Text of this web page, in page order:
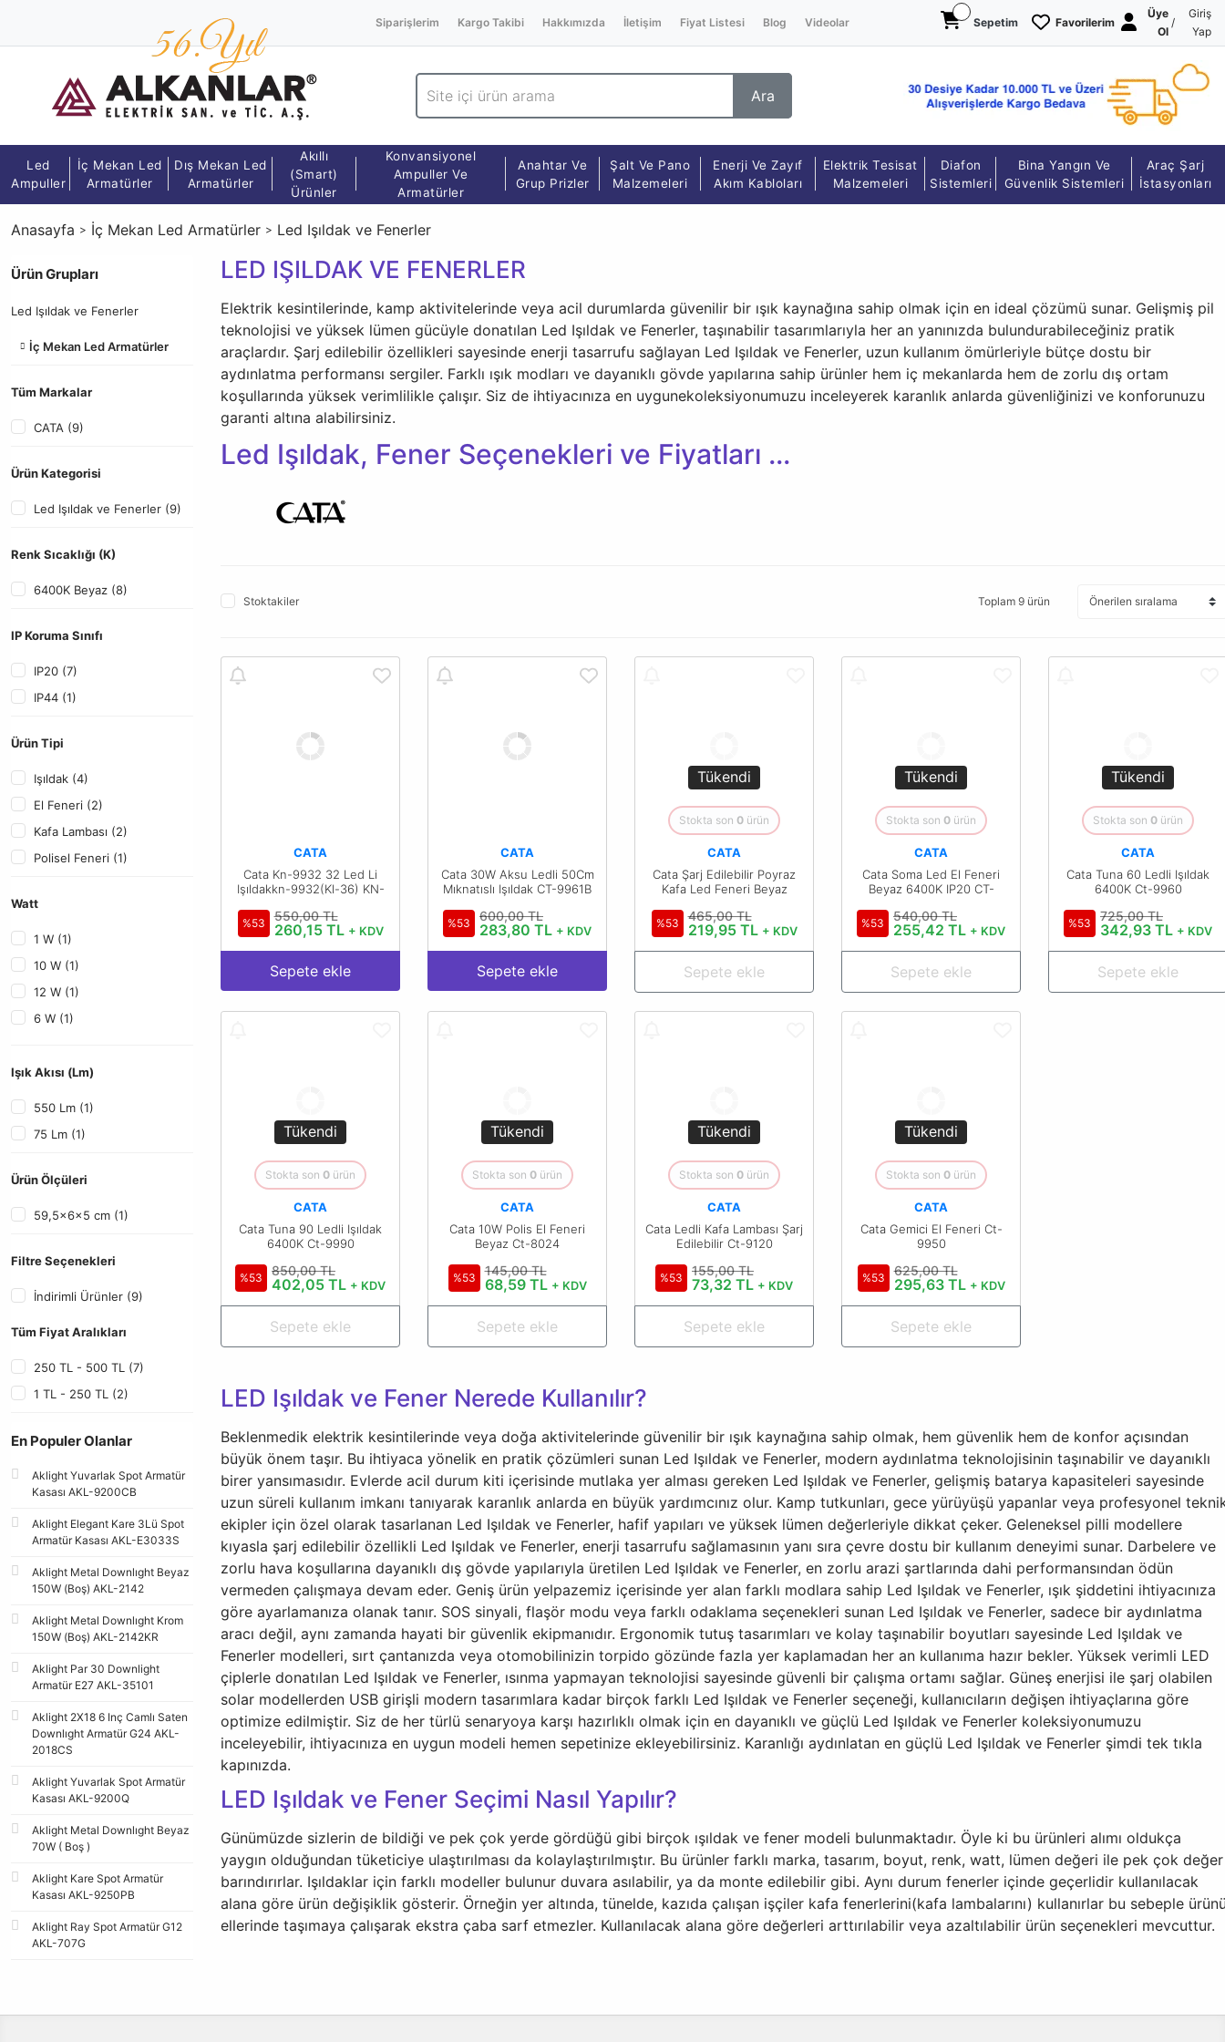
Siparişlerim Kargo Takibi Hakkımızda İletişim Fiyat Listesi Blog Videolar Sepetim Favorilerim
Üye
Ol
/
Giriş
Yap
Ara
Led
Ampuller
İç Mekan Led
Armatürler
Dış Mekan Led
Armatürler
Akıllı
(Smart)
Ürünler
Konvansiyonel
Ampuller Ve
Armatürler
Anahtar Ve
Grup Prizler
Şalt Ve Pano
Malzemeleri
Enerji Ve Zayıf
Akım Kabloları
Elektrik Tesisat
Malzemeleri
Diafon
Sistemleri
Bina Yangın Ve
Güvenlik Sistemleri
Araç Şarj
İstasyonları
Anasayfa İç Mekan Led Armatürler Led Işıldak ve Fenerler
Ürün Grupları
Led Işıldak ve Fenerler
İç Mekan Led Armatürler
Tüm Markalar
CATA (9)
Ürün Kategorisi
Led Işıldak ve Fenerler (9)
Renk Sıcaklığı (K)
6400K Beyaz (8)
IP Koruma Sınıfı
IP20 (7)
IP44 (1)
Ürün Tipi
Işıldak (4)
El Feneri (2)
Kafa Lambası (2)
Polisel Feneri (1)
Watt
1 W (1)
10 W (1)
12 W (1)
6 W (1)
Işık Akısı (Lm)
550 Lm (1)
75 Lm (1)
Ürün Ölçüleri
59,5x6x5 cm (1)
Filtre Seçenekleri
İndirimli Ürünler (9)
Tüm Fiyat Aralıkları
250 TL - 500 TL (7)
1 TL - 250 TL (2)
En Populer Olanlar
Aklight Yuvarlak Spot Armatür
Kasası AKL-9200CB
Aklight Elegant Kare 3Lü Spot
Armatür Kasası AKL-E3033S
Aklight Metal Downlıght Beyaz
150W (Boş) AKL-2142
Aklight Metal Downlıght Krom
150W (Boş) AKL-2142KR
Aklight Par 30 Downlight
Armatür E27 AKL-35101
Aklight 2X18 6 Inç Camlı Saten
Downlıght Armatür G24 AKL-
2018CS
Aklight Yuvarlak Spot Armatür
Kasası AKL-9200Q
Aklight Metal Downlıght Beyaz
70W ( Boş )
Aklight Kare Spot Armatür
Kasası AKL-9250PB
Aklight Ray Spot Armatür G12
AKL-707G
LED IŞILDAK VE FENERLER
Elektrik kesintilerinde, kamp aktivitelerinde veya acil durumlarda güvenilir bir ışık kaynağına sahip olmak için en ideal çözümü sunar. Gelişmiş pil
teknolojisi ve yüksek lümen gücüyle donatılan Led Işıldak ve Fenerler, taşınabilir tasarımlarıyla her an yanınızda bulundurabileceğiniz pratik
araçlardır. Şarj edilebilir özellikleri sayesinde enerji tasarrufu sağlayan Led Işıldak ve Fenerler, uzun kullanım ömürleriyle bütçe dostu bir
aydınlatma performansı sergiler. Farklı ışık modları ve dayanıklı gövde yapılarına sahip ürünler hem iç mekanlarda hem de zorlu dış ortam
koşullarında yüksek verimlilikle çalışır. Siz de ihtiyacınıza en uygunekoleksiyonumuzu inceleyerek karanlık anlarda güvenliğinizi ve konforunuzu
garanti altına alabilirsiniz.
Led Işıldak, Fener Seçenekleri ve Fiyatları ...
Stoktakiler Toplam 9 ürün
CATA
Cata Kn-9932 32 Led Li
Işıldakkn-9932(Kl-36) KN-
%53 550,00 TL
260,15 TL + KDV
Sepete ekle
CATA
Cata 30W Aksu Ledli 50Cm
Mıknatıslı Işıldak CT-9961B
%53 600,00 TL
283,80 TL + KDV
Sepete ekle
Tükendi
Stokta son 0 ürün
CATA
Cata Şarj Edilebilir Poyraz
Kafa Led Feneri Beyaz
%53 465,00 TL
219,95 TL + KDV
Sepete ekle
Tükendi
Stokta son 0 ürün
CATA
Cata Soma Led El Feneri
Beyaz 6400K IP20 CT-
%53 540,00 TL
255,42 TL + KDV
Sepete ekle
Tükendi
Stokta son 0 ürün
CATA
Cata Tuna 60 Ledli Işıldak
6400K Ct-9960
%53 725,00 TL
342,93 TL + KDV
Sepete ekle
Tükendi
Stokta son 0 ürün
CATA
Cata Tuna 90 Ledli Işıldak
6400K Ct-9990
%53 850,00 TL
402,05 TL + KDV
Sepete ekle
Tükendi
Stokta son 0 ürün
CATA
Cata 10W Polis El Feneri
Beyaz Ct-8024
%53 145,00 TL
68,59 TL + KDV
Sepete ekle
Tükendi
Stokta son 0 ürün
CATA
Cata Ledli Kafa Lambası Şarj
Edilebilir Ct-9120
%53 155,00 TL
73,32 TL + KDV
Sepete ekle
Tükendi
Stokta son 0 ürün
CATA
Cata Gemici El Feneri Ct-
9950
%53 625,00 TL
295,63 TL + KDV
Sepete ekle
LED Işıldak ve Fener Nerede Kullanılır?
Beklenmedik elektrik kesintilerinde veya doğa aktivitelerinde güvenilir bir ışık kaynağına sahip olmak, hem güvenlik hem de konfor açısından
büyük önem taşır. Bu ihtiyaca yönelik en pratik çözümleri sunan Led Işıldak ve Fenerler, modern aydınlatma teknolojisinin taşınabilir ve dayanıklı
birer yansımasıdır. Evlerde acil durum kiti içerisinde mutlaka yer alması gereken Led Işıldak ve Fenerler, gelişmiş batarya kapasiteleri sayesinde
uzun süreli kullanım imkanı tanıyarak karanlık anlarda en büyük yardımcınız olur. Kamp tutkunları, gece yürüyüşü yapanlar veya profesyonel
ekipler için özel olarak tasarlanan Led Işıldak ve Fenerler, hafif yapıları ve yüksek lümen değerleriyle dikkat çeker. Geleneksel pilli modellere
kıyasla şarj edilebilir özellikli Led Işıldak ve Fenerler, enerji tasarrufu sağlamasının yanı sıra çevre dostu bir kullanım deneyimi sunar. Darbelere ve
zorlu hava koşullarına dayanıklı dış gövde yapılarıyla üretilen Led Işıldak ve Fenerler, en zorlu arazi şartlarında dahi performansından ödün
vermeden çalışmaya devam eder. Geniş ürün yelpazemiz içerisinde yer alan farklı modlara sahip Led Işıldak ve Fenerler, ışık şiddetini ihtiyacınıza
göre ayarlamanıza olanak tanır. SOS sinyali, flaşör modu veya farklı odaklama seçenekleri sunan Led Işıldak ve Fenerler, sadece bir aydınlatma
aracı değil, aynı zamanda hayati bir güvenlik ekipmanıdır. Ergonomik tutuş tasarımları ve kolay taşınabilir boyutları sayesinde Led Işıldak ve
Fenerler modelleri, sırt çantanızda veya otomobilinizin torpido gözünde fazla yer kaplamadan her an kullanıma hazır bekler. Yüksek verimli LED
çiplerle donatılan Led Işıldak ve Fenerler, ısınma yapmayan teknolojisi sayesinde güvenli bir çalışma ortamı sağlar. Güneş enerjisi ile şarj olabilen
solar modellerden USB girişli modern tasarımlara kadar birçok farklı Led Işıldak ve Fenerler seçeneği, kullanıcıların değişen ihtiyaçlarına göre
optimize edilmiştir. Siz de her türlü senaryoya karşı hazırlıklı olmak için en dayanıklı ve güçlü Led Işıldak ve Fenerler koleksiyonumuzu
inceleyebilir, ihtiyacınıza en uygun modeli hemen sepetinize ekleyebilirsiniz. Karanlığı aydınlatan en güçlü Led Işıldak ve Fenerler şimdi tek tıkla
kapınızda.
LED Işıldak ve Fener Seçimi Nasıl Yapılır?
Günümüzde sizlerin de bildiği ve pek çok yerde gördüğü gibi birçok ışıldak ve fener modeli bulunmaktadır. Öyle ki bu ürünleri alımı oldukça
yaygın olduğundan tüketiciye ulaştırılması da kolaylaştırılmıştır. Bu ürünler farklı marka, tasarım, boyut, renk, watt, lümen değeri ile pek çok değer
barındırırlar. Işıldaklar için farklı modeller bulunur duvara asılabilir, ya da monte edilebilir gibi. Aynı durum fenerler içinde geçerlidir kullanılacak
alana göre ürün değişiklik gösterir. Örneğin yer altında, tünelde, kazıda çalışan işçiler kafa fenerlerini(kafa lambalarını) kullanırlar bu sebeple
ellerinde taşımaya çalışarak ekstra çaba sarf etmezler. Kullanılacak alana göre değerleri arttırılabilir veya azaltılabilir ürün seçenekleri mevcuttur.